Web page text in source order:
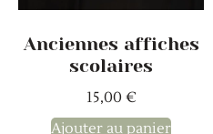
Anciennes affiches
scolaires
15,00 €
Ajouter au panier